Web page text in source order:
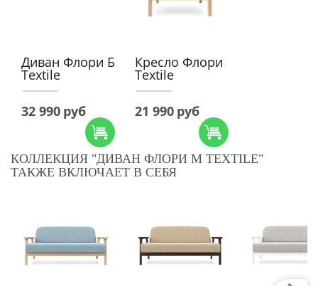
Диван Флори Б
Textile
32 990 руб
Кресло Флори
Textile
21 990 руб
КОЛЛЕКЦИЯ "ДИВАН ФЛОРИ М TEXTILE"
ТАКЖЕ ВКЛЮЧАЕТ В СЕБЯ